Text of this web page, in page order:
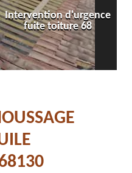
Intervention d'urgence
fuite toiture 68